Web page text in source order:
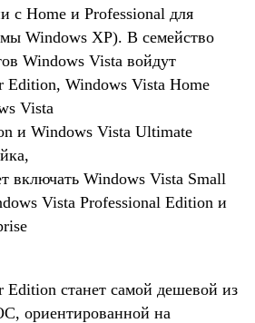
с Home и Professional для
Windows ХР). В семейство
Windows Vista войдут
Edition, Windows Vista Home
Vista
и Windows Vista Ultimate
включать Windows Vista Small
Vista Professional Edition и
Edition станет самой дешевой из
ориентированной на